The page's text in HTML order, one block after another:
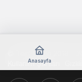
Anasayfa
© Telif Hakkı 2018 -
Kullanım Şartları